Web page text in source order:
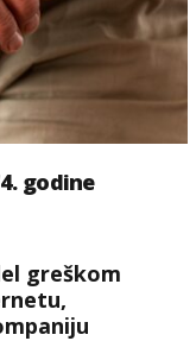
godine
greškom